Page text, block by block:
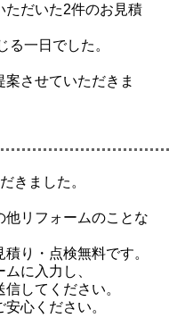
ただいた2件のお見積
る一日でした。
させていただきま
きました。
他リフォームのことな
り・点検無料です。
に入力し、
してください。
心ください。